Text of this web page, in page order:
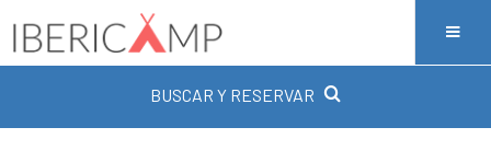
BUSCAR Y RESERVAR